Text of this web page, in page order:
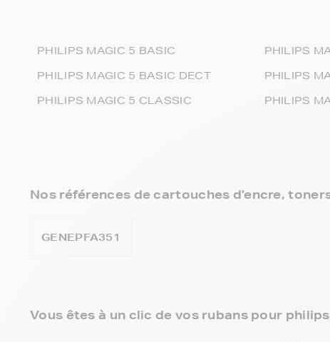
PHILIPS MAGIC 5 BASIC
PHILIPS MAGIC 5 BASIC DECT
PHILIPS MAGIC 5 CLASSIC
PHILIPS
PHILIPS
PHILIPS
Nos références de cartouches d'encre,
GENEPFA351
Vous êtes à un clic de vos rubans pour